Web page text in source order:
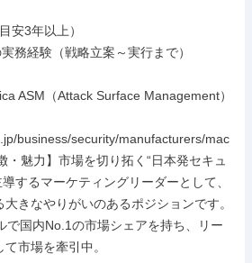
安3年以上）
務経験（戦略立案～実行まで）
ASM（Attack Surface Management）
business/security/manufacturers/mac
魅力】市場を切り拓く“日本発セキュ
するマーケティングリーダーとして、
きなやりがいのあるポジションです。
で国内No.1の市場シェアを持ち、リー
市場を牽引中。